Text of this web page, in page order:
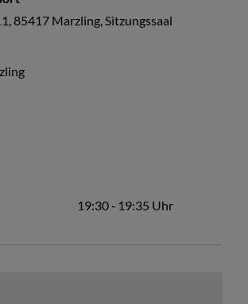
19:30‐ 19:35 Uhr
85417 Marzling, Sitzungssaal